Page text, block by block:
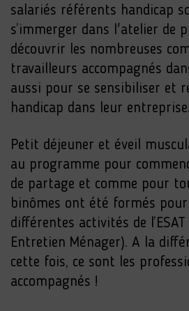
salariés référents handicap
s’immerger dans l'atelier de
découvrir les nombreuses
travailleurs accompagnés
aussi pour se sensibiliser et
handicap dans leur entreprise.
Petit déjeuner et éveil
au programme pour
de partage et comme pour
binômes ont été formés
différentes activités de
Entretien Ménager). A la
cette fois, ce sont les
accompagnés !